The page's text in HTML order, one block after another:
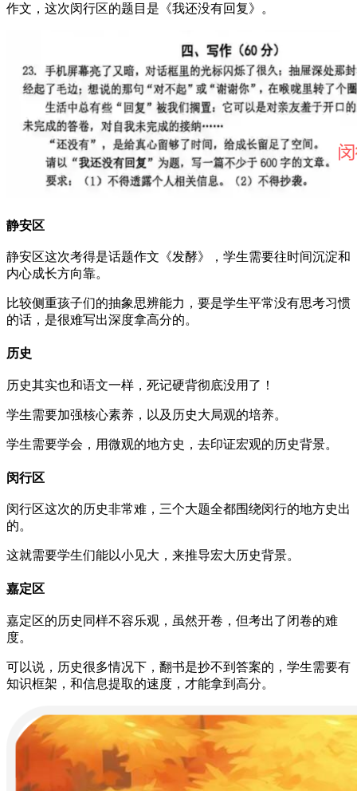
作文，这次闵行区的题目是《我还没有回复》。
静安区
静安区这次考得是话题作文《发酵》，学生需要往时间沉淀和
内心成长方向靠。
比较侧重孩子们的抽象思辨能力，要是学生平常没有思考习惯
的话，是很难写出深度拿高分的。
历史
历史其实也和语文一样，死记硬背彻底没用了！
学生需要加强核心素养，以及历史大局观的培养。
学生需要学会，用微观的地方史，去印证宏观的历史背景。
闵行区
闵行区这次的历史非常难，三个大题全都围绕闵行的地方史出
的。
这就需要学生们能以小见大，来推导宏大历史背景。
嘉定区
嘉定区的历史同样不容乐观，虽然开卷，但考出了闭卷的难
度。
可以说，历史很多情况下，翻书是抄不到答案的，学生需要有
知识框架，和信息提取的速度，才能拿到高分。